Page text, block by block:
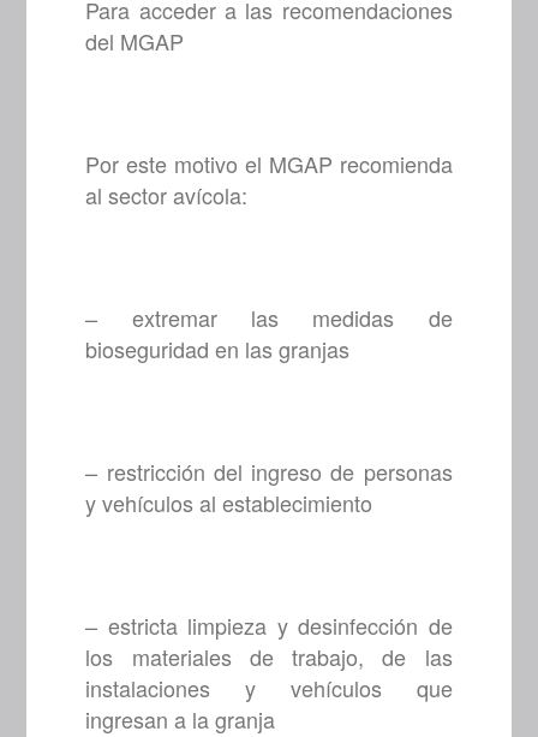
Para acceder a las recomendaciones
del MGAP
Por este motivo el MGAP recomienda
al sector avícola:
– extremar las medidas de
bioseguridad en las granjas
– restricción del ingreso de personas
y vehículos al establecimiento
– estricta limpieza y desinfección de
los materiales de trabajo, de las
instalaciones y vehículos que
ingresan a la granja